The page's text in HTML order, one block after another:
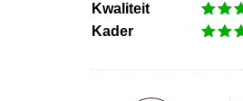
Kwaliteit
Kader